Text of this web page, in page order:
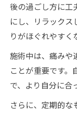
後の過ごし方に工
にし、リラック
りがほぐれやすく
施術中は、痛みや
ことが重要です。
で、より自分に合
さらに、定期的